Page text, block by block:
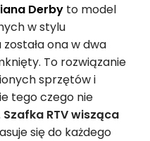
Derby to model
w stylu
ona w dwa
To rozwiązanie
sprzętów i
tego czego nie
Szafka RTV wisząca
się do każdego